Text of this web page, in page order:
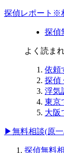
探偵レポート※
探偵
よく読ま
依頼
探偵
浮気
東京
大阪
▶無料相談(原
探偵無料